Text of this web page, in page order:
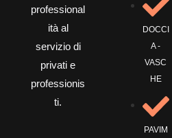
professional
ità al
servizio di
privati e
professionis
ti.
DOCCI
A -
VASC
HE
PAVIM